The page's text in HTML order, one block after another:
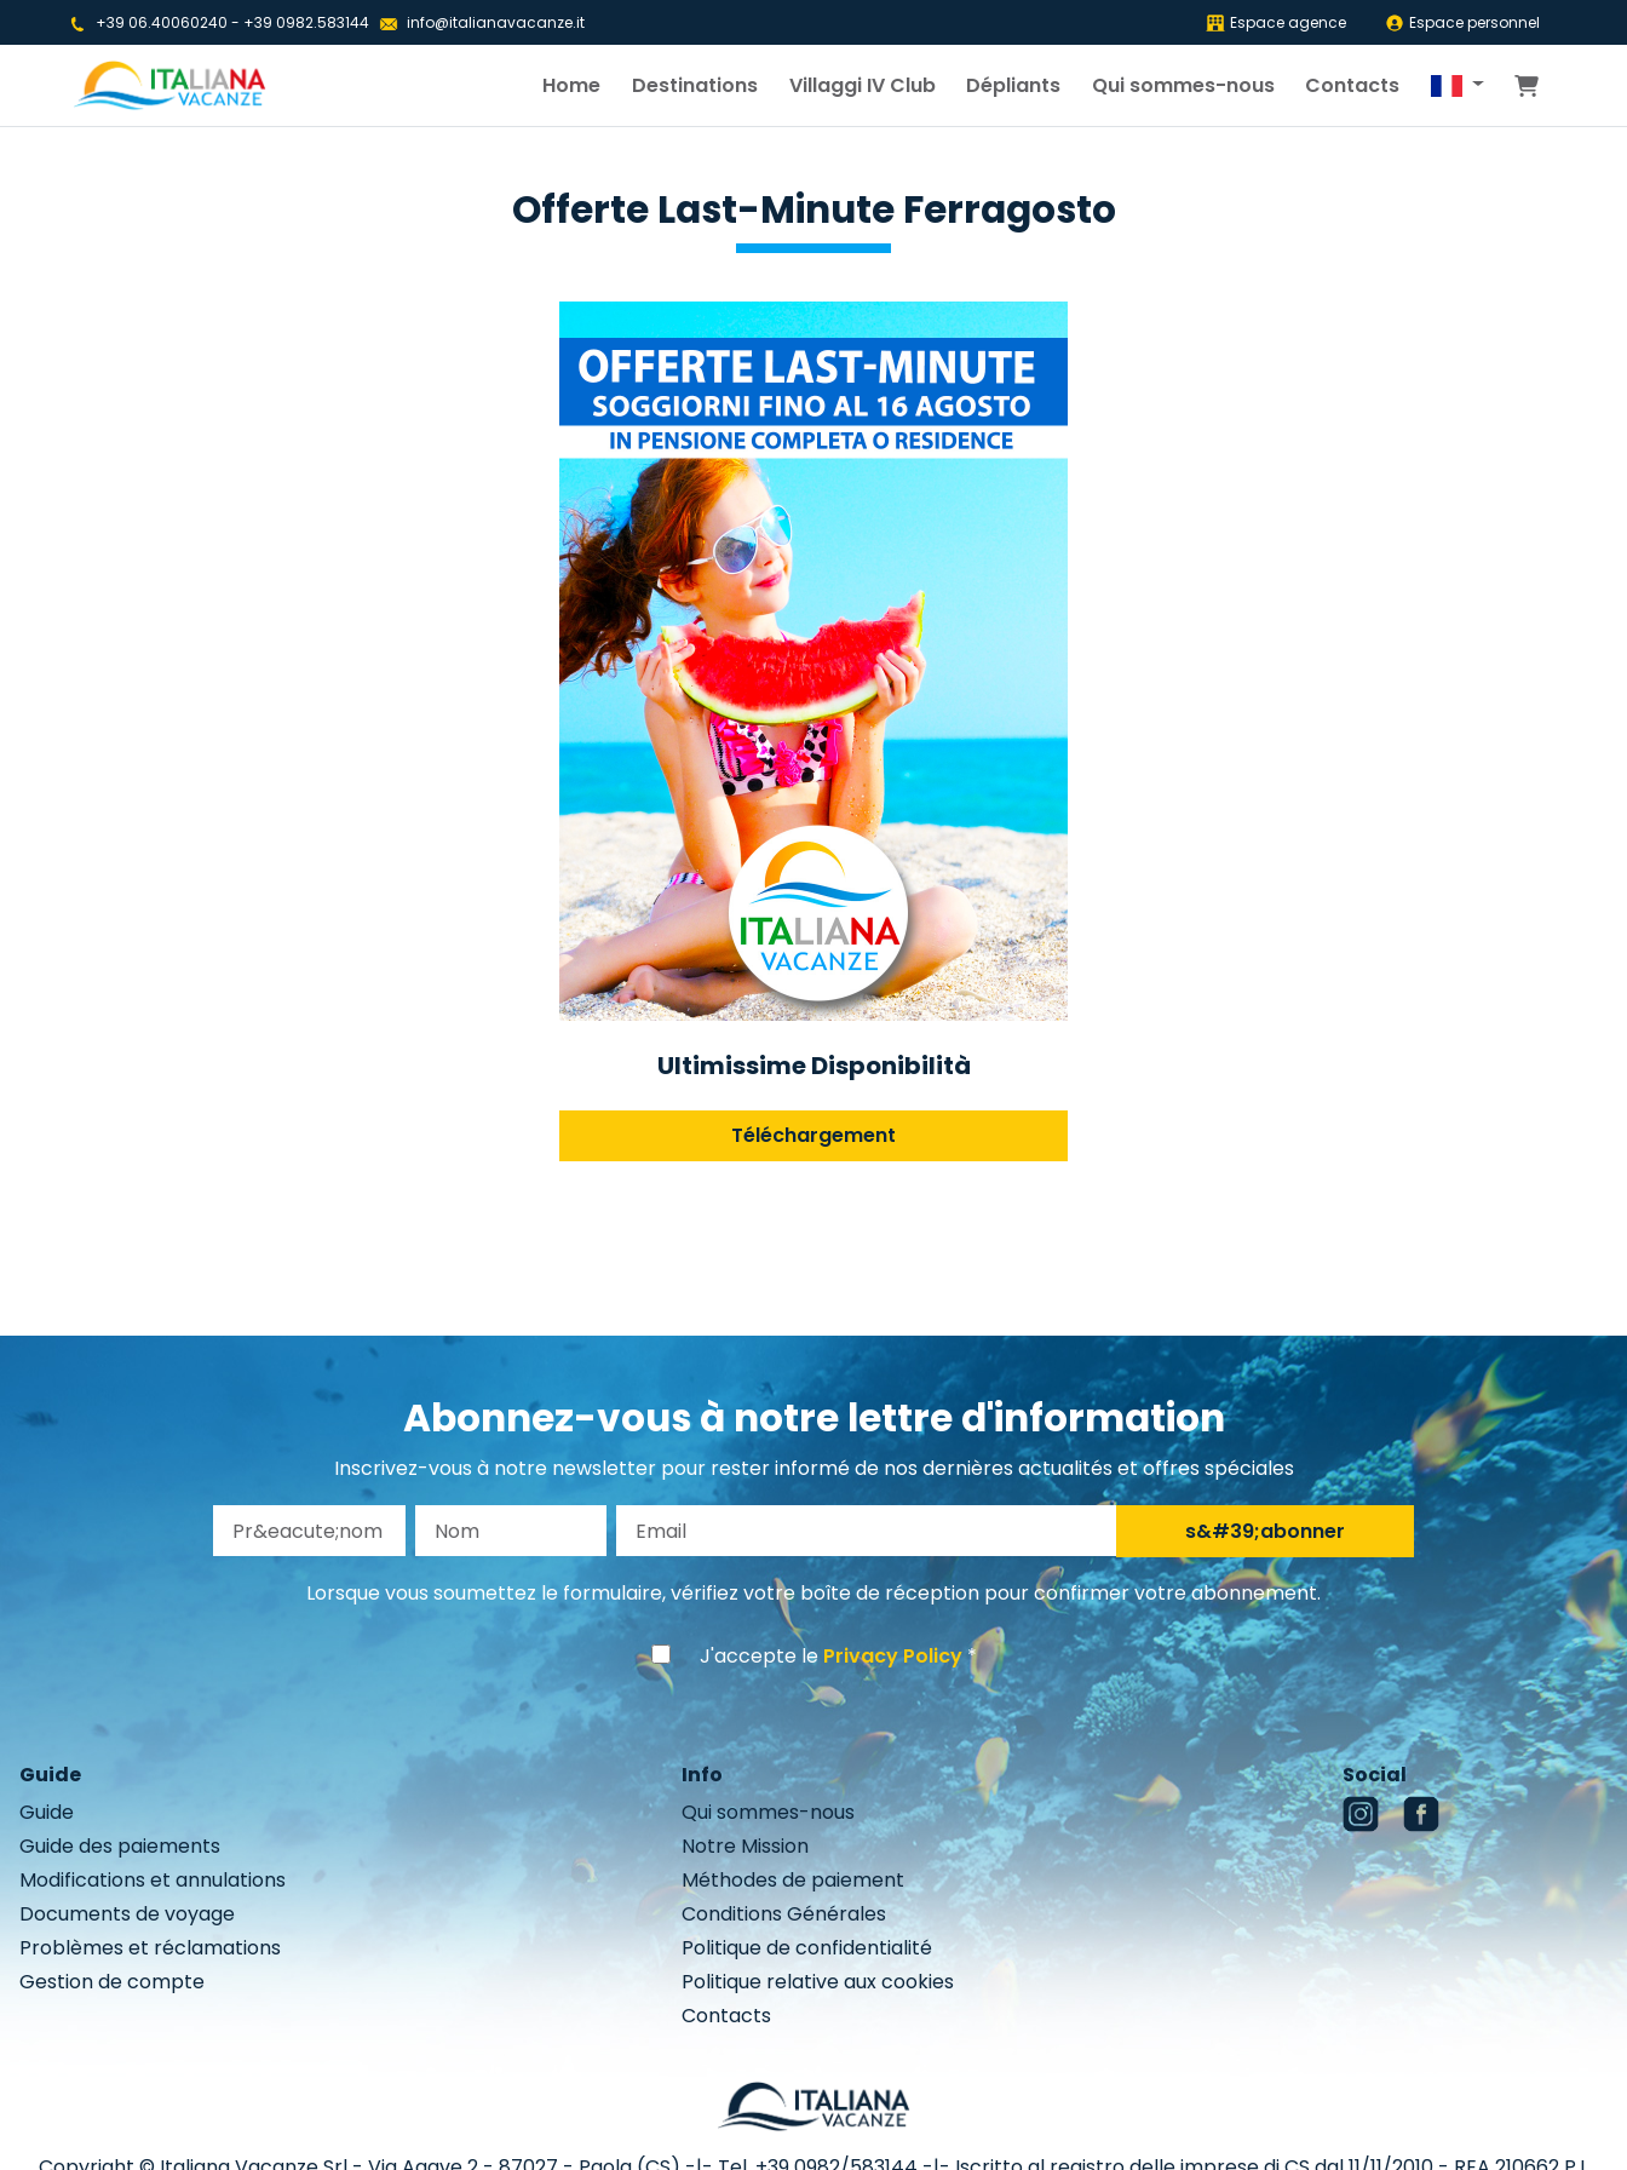
+39 06.40060240 - +39 0982.583144 info@italianavacanze.it Espace agence Espace personnel
Home Destinations Villaggi IV Club Dépliants Qui sommes-nous Contacts
Offerte Last-Minute Ferragosto
Ultimissime Disponibilità
Téléchargement
Abonnez-vous à notre lettre d'information
Inscrivez-vous à notre newsletter pour rester informé de nos dernières actualités et offres spéciales
Pr&eacute;nom
s&#39;abonner
Lorsque vous soumettez le formulaire, vérifiez votre boîte de réception pour confirmer votre abonnement.
J'accepte le Privacy Policy
Guide
Guide
Guide des paiements
Modifications et annulations
Documents de voyage
Problèmes et réclamations
Gestion de compte
Info
Qui sommes-nous
Notre Mission
Méthodes de paiement
Conditions Générales
Politique de confidentialité
Politique relative aux cookies
Contacts
Social